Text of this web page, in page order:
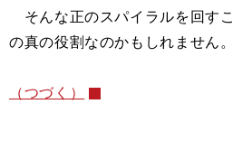
そんな正のスパイラルを回す
の真の役割なのかもしれません。
（つづく）